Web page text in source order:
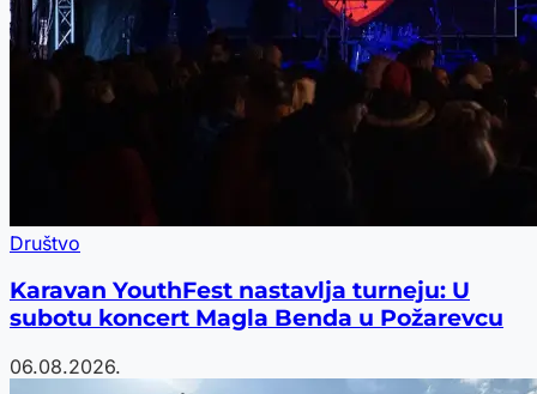
Društvo
Karavan YouthFest nastavlja turneju: U
subotu koncert Magla Benda u Požarevcu
06.08.2026.